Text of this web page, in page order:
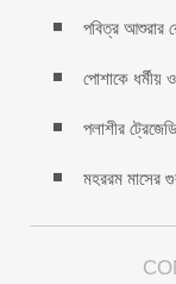
পবিত্র আশুরার
পোশাকে ধর্মীয়
পলাশীর
মহররম মাসের